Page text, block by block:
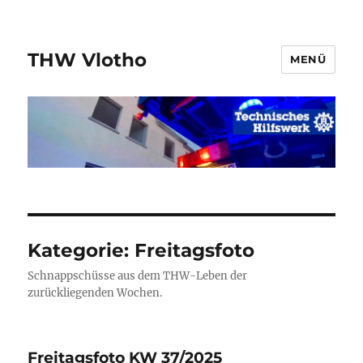
THW Vlotho MENÜ
Kategorie: Freitagsfoto
Schnappschüsse aus dem THW-Leben der
zurückliegenden Wochen.
Freitagsfoto KW 37/2025